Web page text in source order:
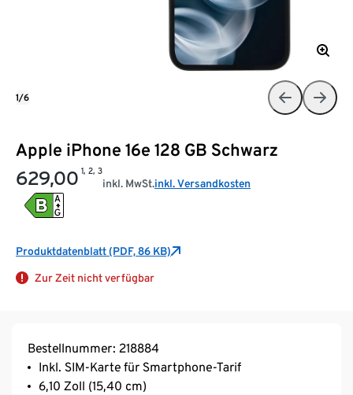
Apple iPhone 16e 128 GB Schwarz
629,00 1, 2, 3
inkl. MwSt.inkl. Versandkosten
Produktdatenblatt (PDF, 86 KB)
Zur Zeit nicht verfügbar
1/6
Bestellnummer: 218884
Inkl. SIM-Karte für Smartphone-Tarif
6,10 Zoll (15,40 cm)